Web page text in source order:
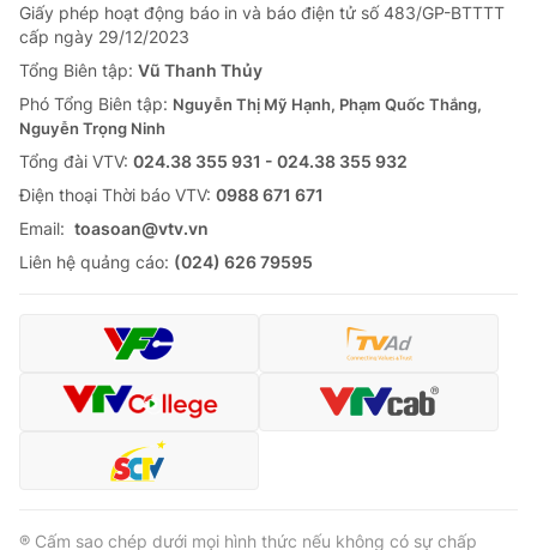
Giấy phép hoạt động báo in và báo điện tử số 483/GP-BTTTT
cấp ngày 29/12/2023
Tổng Biên tập: Vũ Thanh Thủy
Phó Tổng Biên tập: Nguyễn Thị Mỹ Hạnh, Phạm Quốc Thắng,
Nguyễn Trọng Ninh
Tổng đài VTV: 024.38 355 931 - 024.38 355 932
Ðiện thoại Thời báo VTV: 0988 671 671
Email: toasoan@vtv.vn
Liên hệ quảng cáo: (024) 626 79595
® Cấm sao chép dưới mọi hình thức nếu không có sự chấp